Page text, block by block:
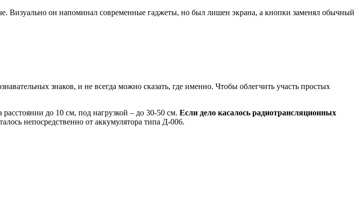
Визуально он напоминал современные гаджеты, но был лишен экрана, а кнопки заменял обычный
знаков, и не всегда можно сказать, где именно. Чтобы облегчить участь простых
до 10 см, под нагрузкой – до 30-50 см. Если дело касалось радиотрансляционных
непосредственно от аккумулятора типа Д-006.